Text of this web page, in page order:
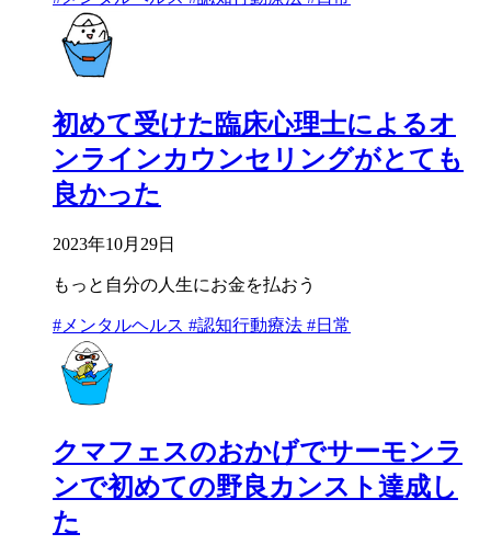
初めて受けた臨床心理士によるオ
ンラインカウンセリングがとても
良かった
2023年10月29日
もっと自分の人生にお金を払おう
#メンタルヘルス #認知行動療法 #日常
クマフェスのおかげでサーモンラ
ンで初めての野良カンスト達成し
た